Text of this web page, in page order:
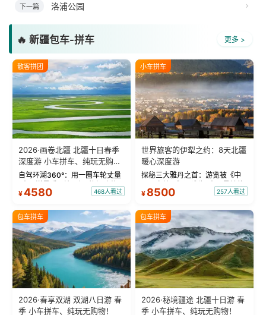
下一篇 洛浦公园
🔥 新疆包车-拼车 更多 >
散客拼团
2026·画卷北疆 北疆十日春季
深度游 小车拼车、纯玩无购
物！
自驾环湖360°：用一圈车轮丈量
“大西洋最后一滴眼泪”的极致蔚
蓝。 赛湖旅拍：甄选多款风格服
绝美瞬间。 赛湖坦克300跟车视
频：专业摄影师...
¥4580 468人看过
小车拼车
世界旅客的伊犁之约：8天北疆
暖心深度游
探秘三大雅丹之首：游览被《中
国国家地理》评选为“中国最美的
三大雅丹”第一名的克拉玛依魔鬼
瓦人最大村落——禾木村，欣赏
晨雾与小木...
¥ 8500 257人看过
包车拼车
2026·春享双湖 双湖八日游 春
季 小车拼车、纯玩无购物！
包车拼车
2026·秘境疆途 北疆十日游 春
季 小车拼车、纯玩无购物！